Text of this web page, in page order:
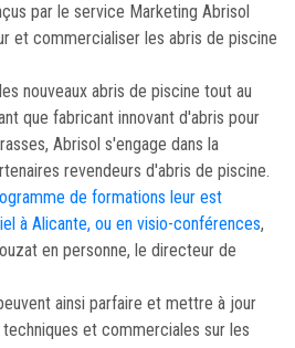
par le service Marketing Abrisol
et commercialiser les abris de piscine
nouveaux abris de piscine tout au
que fabricant innovant d'abris pour
Abrisol s'engage dans la
revendeurs d'abris de piscine.
de formations leur est
à Alicante, ou en visio-conférences,
en personne, le directeur de
ainsi parfaire et mettre à jour
et commerciales sur les